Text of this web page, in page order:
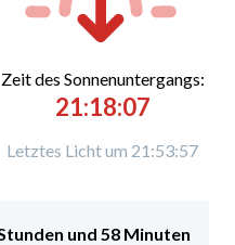
Zeit des Sonnenuntergangs:
21:18:07
Letztes Licht um 21:53:57
und 58 Minuten